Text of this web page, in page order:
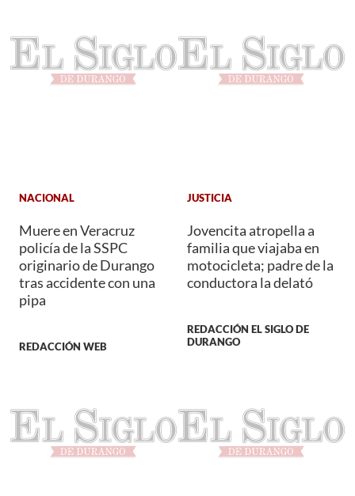
NACIONAL
Muere en Veracruz
policía de la SSPC
originario de Durango
tras accidente con una
pipa
REDACCIÓN WEB
JUSTICIA
Jovencita atropella a
familia que viajaba en
motocicleta; padre de la
conductora la delató
REDACCIÓN EL SIGLO DE
DURANGO